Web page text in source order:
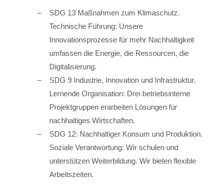
SDG 13 Maßnahmen zum Klimaschutz.
Technische Führung: Unsere
Innovationsprozesse für mehr Nachhaltigkeit
umfassen die Energie, die Ressourcen, die
Digitalisierung.
SDG 9 Industrie, Innovation und Infrastruktur.
Lernende Organisation: Drei betriebsinterne
Projektgruppen erarbeiten Lösungen für
nachhaltiges Wirtschaften.
SDG 12: Nachhaltiger Konsum und Produktion.
Soziale Verantwortung: Wir schulen und
unterstützen Weiterbildung. Wir bieten flexible
Arbeitszeiten.